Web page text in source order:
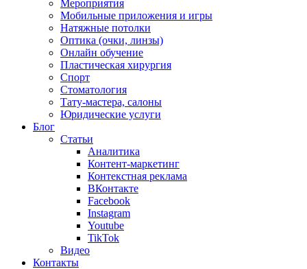
Мероприятия
Мобильные приложения и игры
Натяжные потолки
Оптика (очки, линзы)
Онлайн обучение
Пластическая хирургия
Спорт
Стоматология
Тату-мастера, салоны
Юридические услуги
Блог
Статьи
Аналитика
Контент-маркетинг
Контекстная реклама
ВКонтакте
Facebook
Instagram
Youtube
TikTok
Видео
Контакты